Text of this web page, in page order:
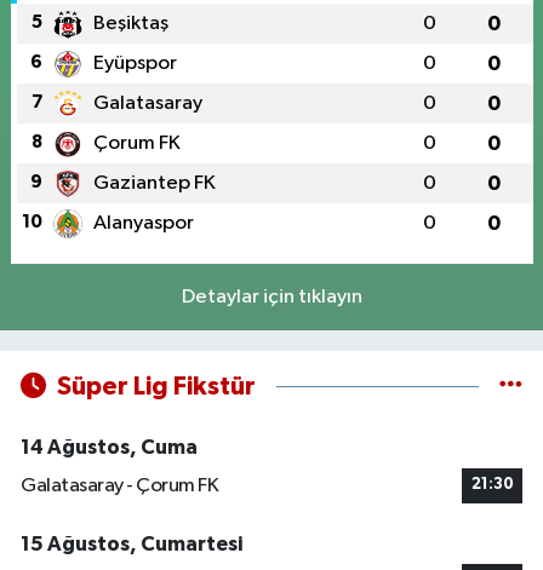
5 Beşiktaş 0 0
6 Eyüpspor 0 0
7 Galatasaray 0 0
8 Çorum FK 0 0
9 Gaziantep FK 0 0
10 Alanyaspor 0 0
Detaylar için tıklayın
Süper Lig Fikstür
14 Ağustos, Cuma
Galatasaray - Çorum FK
21:30
15 Ağustos, Cumartesi